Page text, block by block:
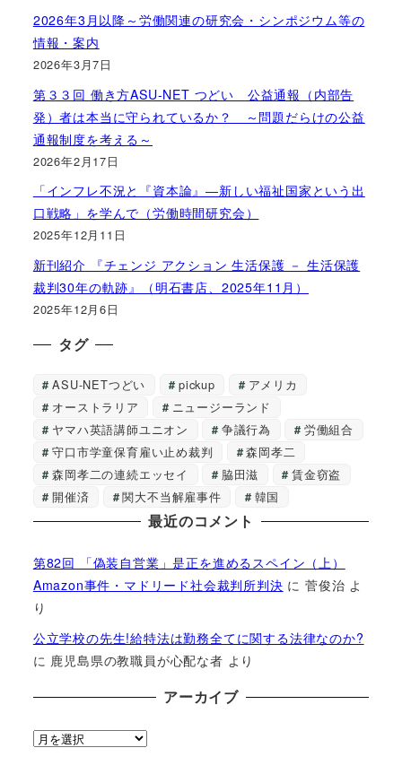
2026年3月以降～労働関連の研究会・シンポジウム等の
情報・案内
2026年3月7日
第３３回 働き方ASU-NET つどい 公益通報（内部告
発）者は本当に守られているか？ ～問題だらけの公益
通報制度を考える～
2026年2月17日
「インフレ不況と『資本論』―新しい福祉国家という出
口戦略」を学んで（労働時間研究会）
2025年12月11日
新刊紹介 『チェンジ アクション 生活保護 － 生活保護
裁判30年の軌跡』（明石書店、2025年11月）
2025年12月6日
タグ
ASU-NETつどい pickup
アメリカ
オーストラリア
ニュージーランド
ヤマハ英語講師ユニオン
争議行為
労働組合
守口市学童保育雇い止め裁判
森岡孝二
森岡孝二の連続エッセイ
脇田滋
賃金窃盗
開催済
関大不当解雇事件 韓国
最近のコメント
第82回 「偽装自営業」是正を進めるスペイン（上）
Amazon事件・マドリード社会裁判所判決 に菅俊治 よ
り
公立学校の先生!給特法は勤務全てに関する法律なのか?
に 鹿児島県の教職員が心配な者 より
アーカイブ
ア